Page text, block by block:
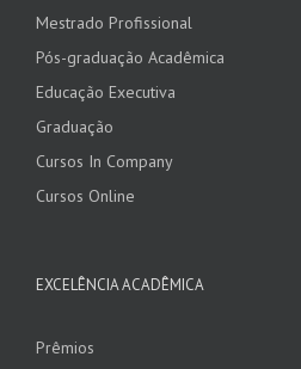
Mestrado Profissional
Pós-graduação Acadêmica
Educação Executiva
Graduação
Cursos In Company
Cursos Online
EXCELÊNCIA ACADÊMICA
Prêmios